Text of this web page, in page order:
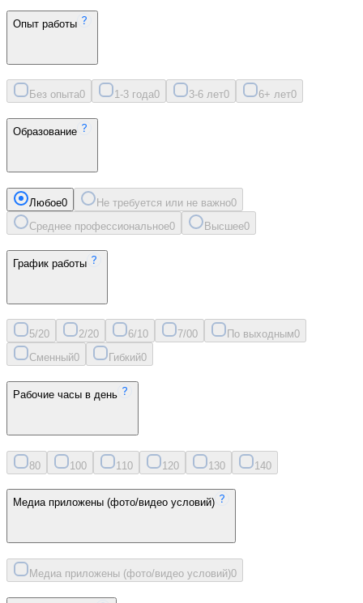
Опыт работы
Без опыта0 1-3 года0 3-6 лет0 6+ лет0
Образование
Любое0 Не требуется или не важно0
Среднее профессиональное0 Высшее0
График работы
5/20 2/20 6/10 7/00 По выходным0
Сменный0 Гибкий0
Рабочие часы в день
80 100 11 0 120 130 140
Медиа приложены (фото/видео условий)
Медиа приложены (фото/видео условий)0